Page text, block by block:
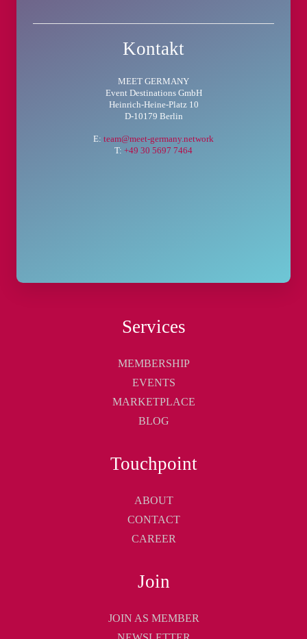
Kontakt
MEET GERMANY
Event Destinations GmbH
Heinrich-Heine-Platz 10
D-10179 Berlin
E: team@meet-germany.network
T: +49 30 5697 7464
Services
MEMBERSHIP
EVENTS
MARKETPLACE
BLOG
Touchpoint
ABOUT
CONTACT
CAREER
Join
JOIN AS MEMBER